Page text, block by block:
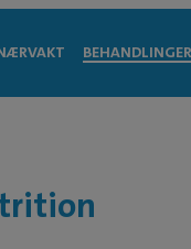
BEHANDLINGER